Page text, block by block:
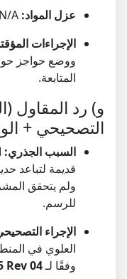
عزل المواد:
الإجراءات
ووضع حواجز
المتابعة.
و) رد المقاول
التصحيحي +
السبب الجذري:
قديمة لتباعد
ولم يتحقق
للرسم.
الإجراء
العلوي في
وفقًا لـRev 04